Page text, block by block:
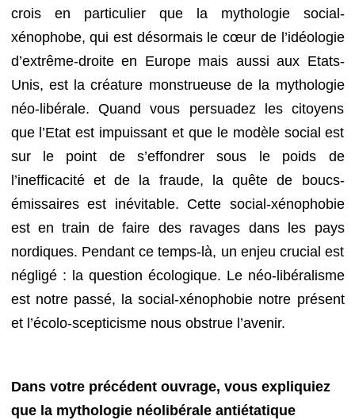
crois en particulier que la mythologie social-
xénophobe, qui est désormais le cœur de l’idéologie
d’extrême-droite en Europe mais aussi aux Etats-
Unis, est la créature monstrueuse de la mythologie
néo-libérale. Quand vous persuadez les citoyens
que l’Etat est impuissant et que le modèle social est
sur le point de s’effondrer sous le poids de
l’inefficacité et de la fraude, la quête de boucs-
émissaires est inévitable. Cette social-xénophobie
est en train de faire des ravages dans les pays
nordiques. Pendant ce temps-là, un enjeu crucial est
négligé : la question écologique. Le néo-libéralisme
est notre passé, la social-xénophobie notre présent
et l’écolo-scepticisme nous obstrue l’avenir.
Dans votre précédent ouvrage, vous expliquiez
que la mythologie néolibérale antiétatique